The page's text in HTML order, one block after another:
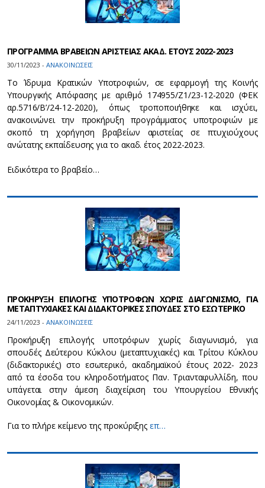
ΠΡΟΓΡΑΜΜΑ ΒΡΑΒΕΙΩΝ ΑΡΙΣΤΕΙΑΣ ΑΚΑΔ. ΕΤΟΥΣ 2022-2023
30/11/2023 - ΑΝΑΚΟΙΝΩΣΕΙΣ
Το Ίδρυμα Κρατικών Υποτροφιών, σε εφαρμογή της Κοινής
Υπουργικής Απόφασης με αριθμό 174955/Ζ1/23-12-2020 (ΦΕΚ
αρ.5716/Β’/24-12-2020), όπως τροποποιήθηκε και ισχύει,
ανακοινώνει την προκήρυξη προγράμματος υποτροφιών με
σκοπό τη χορήγηση βραβείων αριστείας σε πτυχιούχους
ανώτατης εκπαίδευσης για το ακαδ. έτος 2022-2023.
Ειδικότερα το βραβείο…
ΠΡΟΚΗΡΥΞΗ ΕΠΙΛΟΓΗΣ ΥΠΟΤΡΟΦΩΝ ΧΩΡΙΣ ΔΙΑΓΩΝΙΣΜΟ, ΓΙΑ
ΜΕΤΑΠΤΥΧΙΑΚΕΣ ΚΑΙ ΔΙΔΑΚΤΟΡΙΚΕΣ ΣΠΟΥΔΕΣ ΣΤΟ ΕΣΩΤΕΡΙΚΟ
24/11/2023 - ΑΝΑΚΟΙΝΩΣΕΙΣ
Προκήρυξη επιλογής υποτρόφων χωρίς διαγωνισμό, για
σπουδές Δεύτερου Κύκλου (μεταπτυχιακές) και Τρίτου Κύκλου
(διδακτορικές) στο εσωτερικό, ακαδημαϊκού έτους 2022- 2023
από τα έσοδα του κληροδοτήματος Παν. Τριανταφυλλίδη, που
υπάγεται στην άμεση διαχείριση του Υπουργείου Εθνικής
Οικονομίας & Οικονομικών.
Για το πλήρε κείμενο της προκύριξηςεπ…